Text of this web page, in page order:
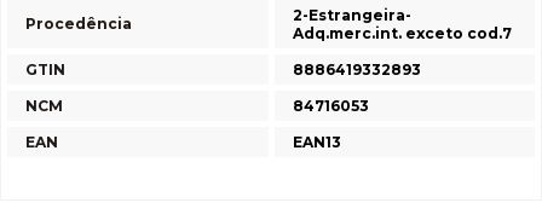
Procedência
2-Estrangeira-
Adq.merc.int. exceto cod.7
GTIN
8886419332893
NCM
84716053
EAN
EAN13